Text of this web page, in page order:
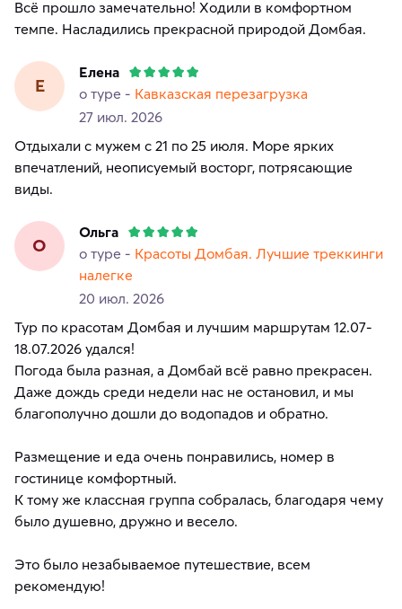
Всё прошло замечательно! Ходили в комфортном
темпе. Насладились прекрасной природой Домбая.
Е
Елена
о туре - Кавказская перезагрузка
27 июл. 2026
Отдыхали с мужем с 21 по 25 июля. Море ярких
впечатлений, неописуемый восторг, потрясающие
виды.
О
Ольга
о туре - Красоты Домбая. Лучшие треккинги
налегке
20 июл. 2026
Тур по красотам Домбая и лучшим маршрутам 12.07-
18.07.2026 удался!
Погода была разная, а Домбай всё равно прекрасен.
Даже дождь среди недели нас не остановил, и мы
благополучно дошли до водопадов и обратно.
Размещение и еда очень понравились, номер в
гостинице комфортный.
К тому же классная группа собралась, благодаря чему
было душевно, дружно и весело.
Это было незабываемое путешествие, всем
рекомендую!